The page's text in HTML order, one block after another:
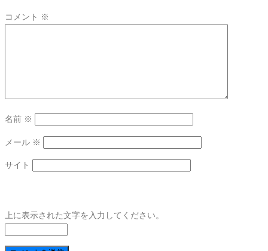
コメント ※
名前 ※
メール ※
サイト
上に表示された文字を入力してください。